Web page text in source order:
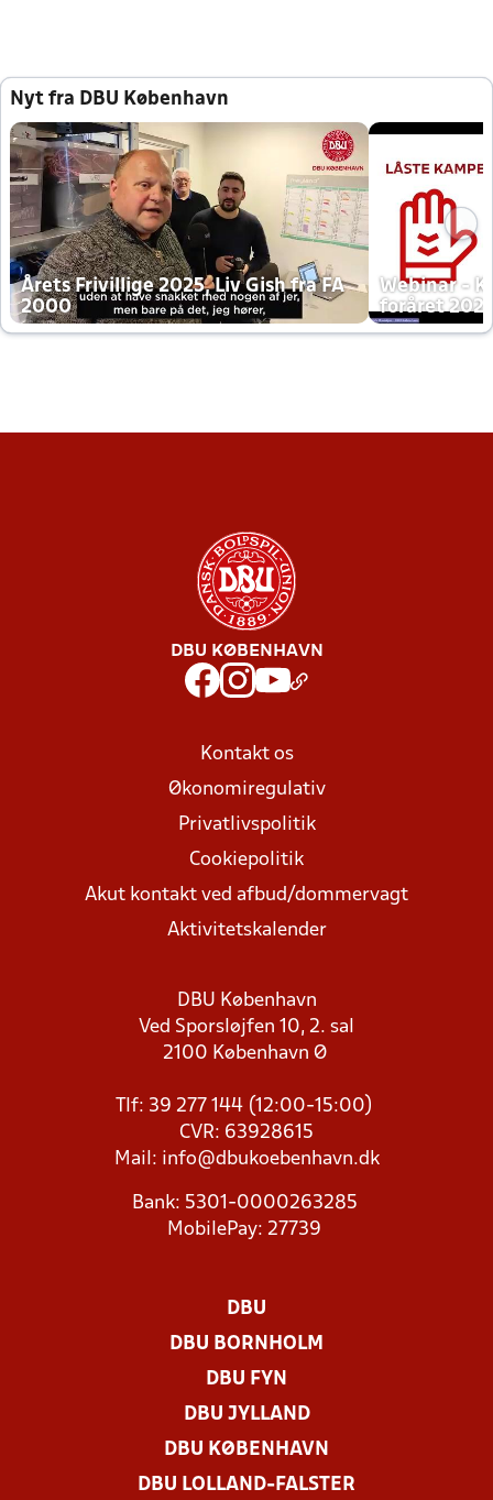
Nyt fra DBU København
Årets Frivillige 2025, Liv Gish fra FA
2000
Webinar -
foråret
DBU KØBENHAVN
Kontakt os
Økonomiregulativ
Privatlivspolitik
Cookiepolitik
Akut kontakt ved afbud/dommervagt
Aktivitetskalender
DBU København
Ved Sporsløjfen 10, 2. sal
2100 København Ø
Tlf: 39 277 144 (12:00-15:00)
CVR: 63928615
Mail: info@dbukoebenhavn.dk
Bank: 5301-0000263285
MobilePay: 27739
DBU
DBU BORNHOLM
DBU FYN
DBU JYLLAND
DBU KØBENHAVN
DBU LOLLAND-FALSTER